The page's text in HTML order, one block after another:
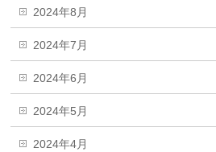
2024年8月
2024年7月
2024年6月
2024年5月
2024年4月